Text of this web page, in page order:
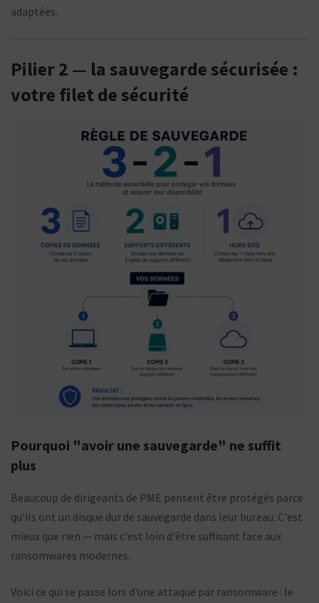
adaptées.
Pilier 2 — la sauvegarde sécurisée :
votre filet de sécurité
Pourquoi "avoir une sauvegarde" ne suffit
plus
Beaucoup de dirigeants de PME pensent être protégés parce
qu'ils ont un disque dur de sauvegarde dans leur bureau. C'est
mieux que rien — mais c'est loin d'être suffisant face aux
ransomwares modernes.
Voici ce qui se passe lors d'une attaque par ransomware : le